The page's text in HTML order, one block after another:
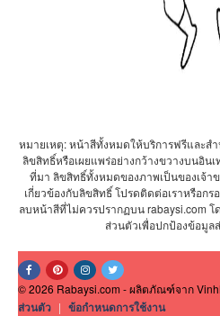
หมายเหตุ: หน้าสีทั้งหมดให้บริการฟรีและส
ลิขสิทธิ์หรือเผยแพร่อย่างกว้างขวางบนอิน
ที่มา ลิขสิทธิ์ทั้งหมดของภาพเป็นของเจ้า
เกี่ยวข้องกับลิขสิทธิ์ โปรดติดต่อเราหรือกร
ลบหน้าสีที่ไม่ควรปรากฏบน rabaysi.com โ
ส่วนตัวเพื่อปกป้องข้อมู
© 2026 Rabaysi.com - ผลิตภัณฑ์จาก
ส่วนตัว | ข้อกำหนดการใช้งาน